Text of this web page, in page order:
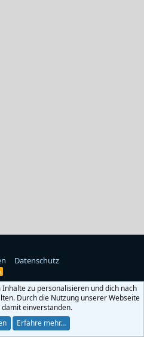
Datenschutz
R
S
zu personalisieren und dich nach
Durch die Nutzung unserer Webseite
einverstanden.
Erfahre mehr…